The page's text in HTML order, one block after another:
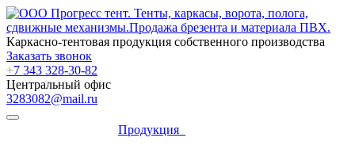
Каркасно-тентовая продукция собственного производства
Заказать звонок
+7 343 328-30-82
Центральный офис
3283082@mail.ru
Продукция